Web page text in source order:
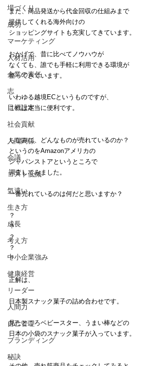
場づくり
成功
マーケティング
人材活用
企業の責任
志
目標設定
社会貢献
人間関係
会議
コスト低減
気遣い
生き方
成長
考え方
中小企業強み
健康経営
リーダー
人間力
自己管理
ブランディング
秘訣
また、商品発送から代金回収の仕組みまで
提供してくれる海外向けの
ショッピングサイトも充実してきています。
おかげで、昔に比べてノウハウが
なくても、誰でも手軽に利用できる環境が
整ってきています。
いわゆる越境ECというものですが、
これは本当に便利です。
ちなみに、どんなものが売れているのか？
というのをAmazonアメリカの
ジャパンストアというところで
調査してみました。
一番売れているのは何だと思いますか？
？
？
？
？
？
正解は、
日本製スナック菓子の詰め合わせです。
見たところベビースター、うまい棒などの
日本の小袋のスナック菓子が入っています。